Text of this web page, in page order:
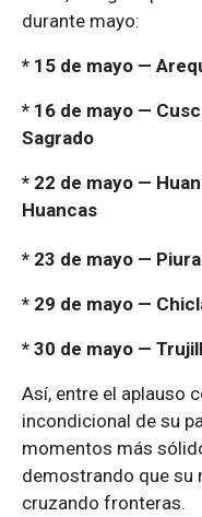
durante mayo:
* 15 de mayo —
* 16 de mayo —
Sagrado
* 22 de mayo —
Huancas
* 23 de mayo —
* 29 de mayo —
* 30 de mayo —
Así, entre el aplauso
incondicional de su
momentos más
demostrando que su
cruzando fronteras.